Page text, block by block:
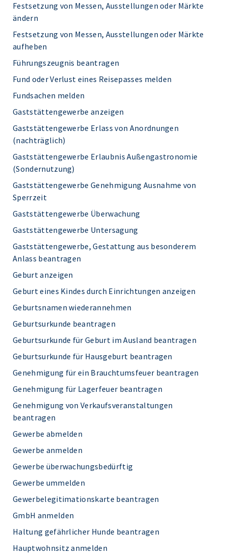
Festsetzung von Messen, Ausstellungen oder Märkte
ändern
Festsetzung von Messen, Ausstellungen oder Märkte
aufheben
Führungszeugnis beantragen
Fund oder Verlust eines Reisepasses melden
Fundsachen melden
Gaststättengewerbe anzeigen
Gaststättengewerbe Erlass von Anordnungen
(nachträglich)
Gaststättengewerbe Erlaubnis Außengastronomie
(Sondernutzung)
Gaststättengewerbe Genehmigung Ausnahme von
Sperrzeit
Gaststättengewerbe Überwachung
Gaststättengewerbe Untersagung
Gaststättengewerbe, Gestattung aus besonderem
Anlass beantragen
Geburt anzeigen
Geburt eines Kindes durch Einrichtungen anzeigen
Geburtsnamen wiederannehmen
Geburtsurkunde beantragen
Geburtsurkunde für Geburt im Ausland beantragen
Geburtsurkunde für Hausgeburt beantragen
Genehmigung für ein Brauchtumsfeuer beantragen
Genehmigung für Lagerfeuer beantragen
Genehmigung von Verkaufsveranstaltungen
beantragen
Gewerbe abmelden
Gewerbe anmelden
Gewerbe überwachungsbedürftig
Gewerbe ummelden
Gewerbelegitimationskarte beantragen
GmbH anmelden
Haltung gefährlicher Hunde beantragen
Hauptwohnsitz anmelden